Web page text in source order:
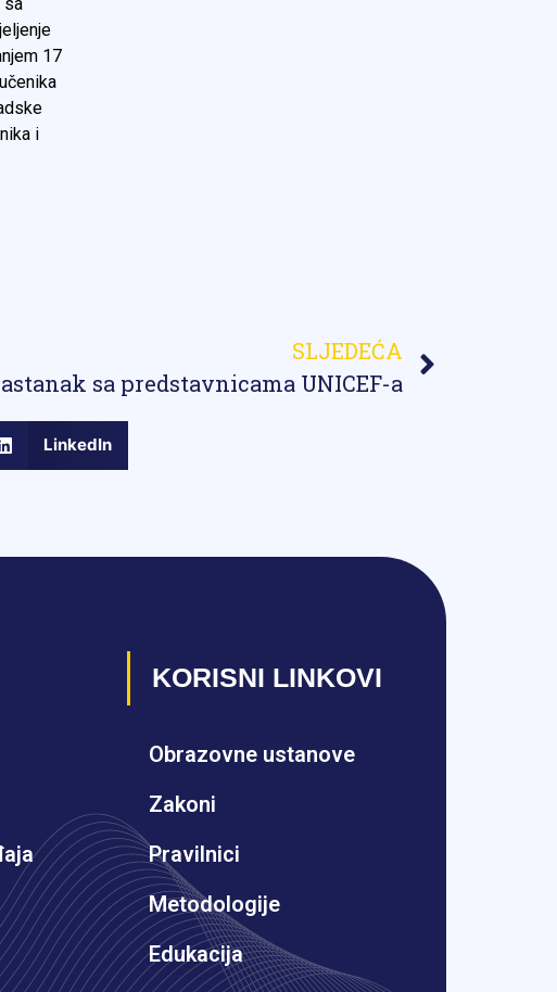
17
i
SLJEDEĆA
sa predstavnicama UNICEF-a
LinkedIn
KORISNI LINKOVI
Obrazovne ustanove
Zakoni
Pravilnici
Metodologije
Edukacija